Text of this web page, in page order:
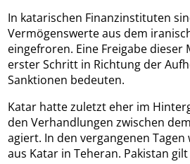
In katarischen Finanzinstituten
Vermögenswerte aus dem
eingefroren. Eine Freigabe dieser
erster Schritt in Richtung der
Sanktionen bedeuten.
Katar hatte zuletzt eher im
den Verhandlungen zwischen
agiert. In den vergangenen
aus Katar in Teheran. Pakistan